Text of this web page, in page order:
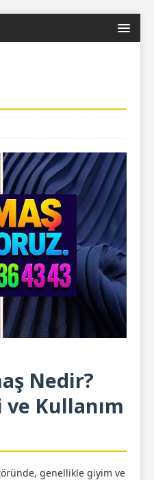
Nedir?
Kullanım
genellikle giyim ve